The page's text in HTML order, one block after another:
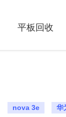
平板回收
nova 3e 华